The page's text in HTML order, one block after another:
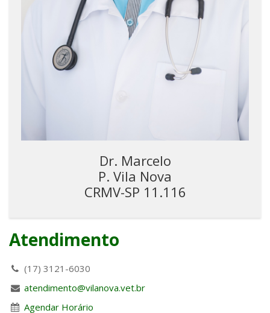
Dr. Marcelo
P. Vila Nova
CRMV-SP 11.116
Atendimento
(17) 3121-6030
atendimento@vilanova.vet.br
Agendar Horário